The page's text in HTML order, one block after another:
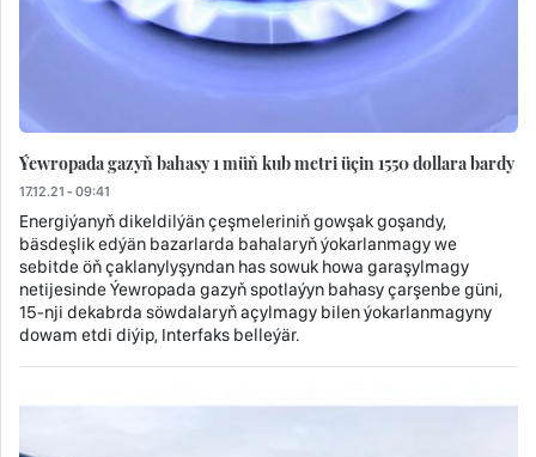
Ýewropada gazyň bahasy 1 müň kub metri üçin 1550 dollara bardy
17.12.21 - 09:41
Energiýanyň dikeldilýän çeşmeleriniň gowşak goşandy,
bäsdeşlik edýän bazarlarda bahalaryň ýokarlanmagy we
sebitde öň çaklanylyşyndan has sowuk howa garaşylmagy
netijesinde Ýewropada gazyň spotlaýyn bahasy çarşenbe güni,
15-nji dekabrda söwdalaryň açylmagy bilen ýokarlanmagyny
dowam etdi diýip, Interfaks belleýär.